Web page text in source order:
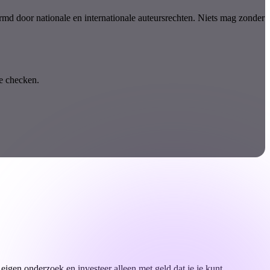
door nationale en internationale auteursrechten. Niets mag zonder
checken.